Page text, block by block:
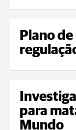
Plano
para
Mundo